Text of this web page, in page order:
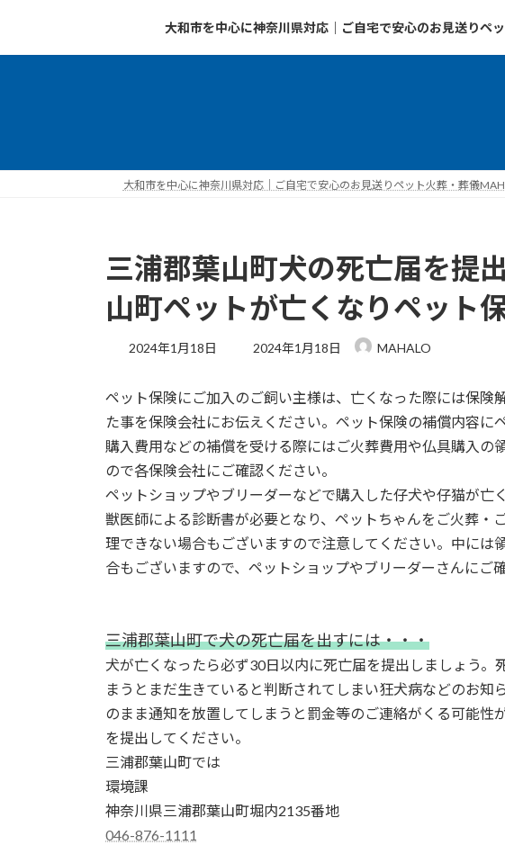
テ
ゲ
大和市を中心に神奈川県対応｜ご自宅で安心のお見送りペ
大和市を中心に神奈川県対応｜ご自宅で安心のお見送りペット火葬・葬儀
三浦郡葉山町犬の死亡届を提
山町ペットが亡くなりペット
2024年1月18日
最
新
日
時
:
2024年1月18日 MAHALO
ペット保険にご加入のご飼い主様は、亡くなった際には保険
た事を保険会社にお伝えください。ペット保険の補償内容に
購入費用などの補償を受ける際にはご火葬費用や仏具購入の
ので各保険会社にご確認ください。
ペットショップやブリーダーなどで購入した仔犬や仔猫が亡
獣医師による診断書が必要となり、ペットちゃんをご火葬・
理できない場合もございますので注意してください。中には
合もございますので、ペットショップやブリーダーさんにご
三浦郡葉山町で犬の死亡届を出すには・・・
犬が亡くなったら必ず30日以内に死亡届を提出しましょう。
まうとまだ生きていると判断されてしまい狂犬病などのお知
のまま通知を放置してしまうと罰金等のご連絡がくる可能性
を提出してください。
三浦郡葉山町では
環境課
神奈川県三浦郡葉山町堀内2135番地
046-876-1111